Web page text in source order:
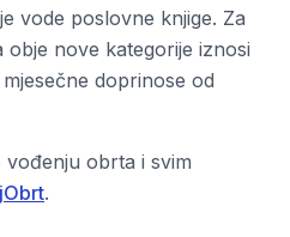
vode poslovne knjige. Za
nove kategorije iznosi
doprinose od
vođenju obrta i svim
.